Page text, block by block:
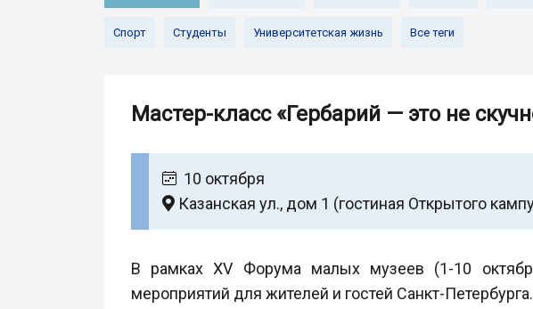
Спорт Студенты Университетская жизнь Все теги
Мастер-класс «Гербарий — это не
10 октября
Казанская ул., дом 1 (гостиная Открытого
В рамках XV Форума малых музеев (1-10
мероприятий для жителей и гостей Санкт-Петербурга.